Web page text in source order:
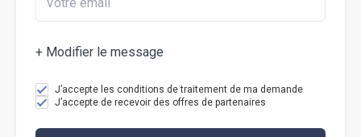
+ Modifier le message
J’accepte les conditions de traitement de ma demande
J’accepte de recevoir des offres de partenaires